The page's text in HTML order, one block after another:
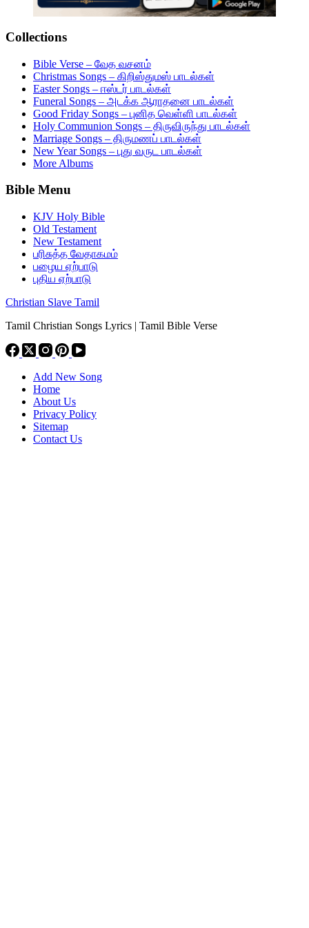
Collections
Bible Verse – வேத வசனம்
Christmas Songs – கிறிஸ்துமஸ் பாடல்கள்
Easter Songs – ஈஸ்டர் பாடல்கள்
Funeral Songs – அடக்க ஆராதனை பாடல்கள்
Good Friday Songs – புனித வெள்ளி பாடல்கள்
Holy Communion Songs – திருவிருந்து பாடல்கள்
Marriage Songs – திருமணப் பாடல்கள்
New Year Songs – புது வருட பாடல்கள்
More Albums
Bible Menu
KJV Holy Bible
Old Testament
New Testament
பரிசுத்த வேதாகமம்
பழைய ஏற்பாடு
புதிய ஏற்பாடு
Christian Slave Tamil
Tamil Christian Songs Lyrics | Tamil Bible Verse
Add New Song
Home
About Us
Privacy Policy
Sitemap
Contact Us